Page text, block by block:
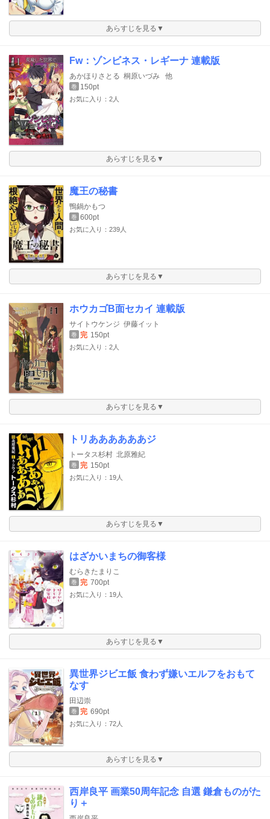
あらすじを見る▼
Fw：ゾンビネス・レギーナ 連載版
あかほりさとる 桐原いづみ 他
巻 150pt
お気に入り：2人
あらすじを見る▼
魔王の秘書
鴨鍋かもつ
巻 600pt
お気に入り：239人
あらすじを見る▼
ホウカゴB面セカイ 連載版
サイトウケンジ 伊藤イット
巻 完 150pt
お気に入り：2人
あらすじを見る▼
トリああああああジ
トータス杉村 北原雅紀
巻 完 150pt
お気に入り：19人
あらすじを見る▼
はざかいまちの御客様
むらきたまりこ
巻 完 700pt
お気に入り：19人
あらすじを見る▼
異世界ジビエ飯 食わず嫌いエルフをおもて
なす
田辺崇
巻 完 690pt
お気に入り：72人
あらすじを見る▼
西岸良平 画業50周年記念 自選 鎌倉ものがた
り＋